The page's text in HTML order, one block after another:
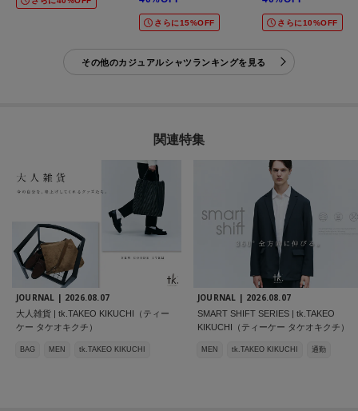
さらに15%OFF さらに10%OFF
その他のカジュアルシャツランキングを見る
関連特集
JOURNAL | 2026.08.07
大人雑貨 | tk.TAKEO KIKUCHI（ティー
ケー タケオキクチ）
BAG MEN tk.TAKEO KIKUCHI
JOURNAL | 2026.08.07
SMART SHIFT SERIES | tk.TAKEO
KIKUCHI（ティーケー タケオキクチ）
MEN tk.TAKEO KIKUCHI 通勤